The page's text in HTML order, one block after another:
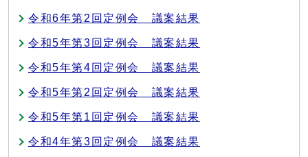
令和6年第2回定例会 議案結果
令和5年第3回定例会 議案結果
令和5年第4回定例会 議案結果
令和5年第2回定例会 議案結果
令和5年第1回定例会 議案結果
令和4年第3回定例会 議案結果